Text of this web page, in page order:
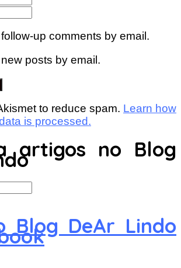
up comments by email.
posts by email.
to reduce spam. Learn how
is processed.
artigos no Blog
Blog DeAr Lindo